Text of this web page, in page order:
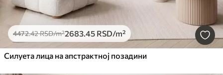
4472.42RSD/m²2683.45 RSD/m²
Силуета лица на апстрактној позадини